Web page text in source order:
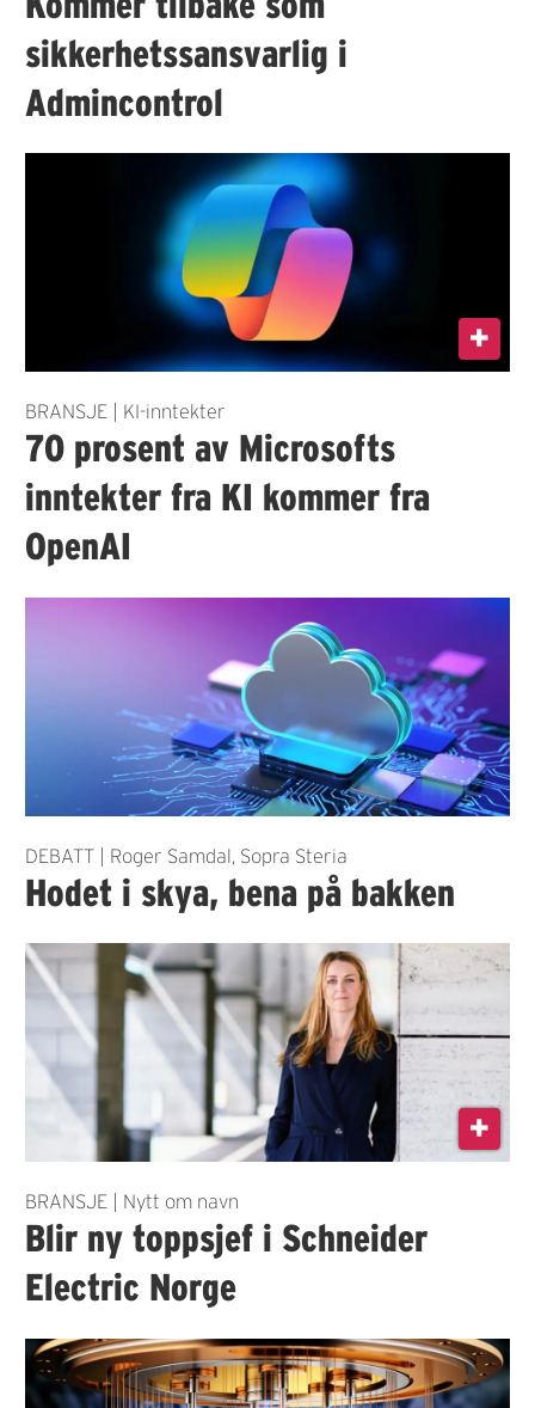
sikkerhetssansvarlig i
Admincontrol
BRANSJE | KI-inntekter
70 prosent av Microsofts
inntekter fra KI kommer fra
OpenAI
DEBATT | Roger Samdal, Sopra Steria
Hodet i skya, bena på bakken
BRANSJE | Nytt om navn
Blir ny toppsjef i Schneider
Electric Norge